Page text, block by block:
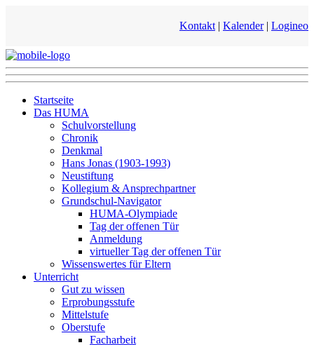
Kontakt | Kalender| Logineo
Startseite
Das HUMA
Schulvorstellung
Chronik
Denkmal
Hans Jonas (1903-1993)
Neustiftung
Kollegium & Ansprechpartner
Grundschul-Navigator
HUMA-Olympiade
Tag der offenen Tür
Anmeldung
virtueller Tag der offenen Tür
Wissenswertes für Eltern
Unterricht
Gut zu wissen
Erprobungsstufe
Mittelstufe
Oberstufe
Facharbeit